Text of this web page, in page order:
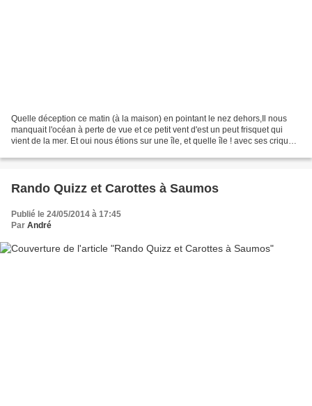
Quelle déception ce matin (à la maison) en pointant le nez dehors,Il nous
manquait l'océan à perte de vue et ce petit vent d'est un peut frisquet qui
vient de la mer. Et oui nous étions sur une île, et quelle île ! avec ses criques
Rando Quizz et Carottes à Saumos
Publié le 24/05/2014 à 17:45
Par André